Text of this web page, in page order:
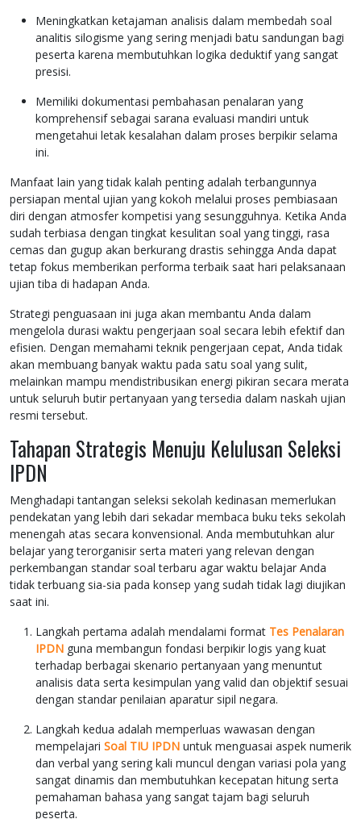
Meningkatkan ketajaman analisis dalam membedah soal
analitis silogisme yang sering menjadi batu sandungan bagi
peserta karena membutuhkan logika deduktif yang sangat
presisi.
Memiliki dokumentasi pembahasan penalaran yang
komprehensif sebagai sarana evaluasi mandiri untuk
mengetahui letak kesalahan dalam proses berpikir selama
ini.
Manfaat lain yang tidak kalah penting adalah terbangunnya
persiapan mental ujian yang kokoh melalui proses pembiasaan
diri dengan atmosfer kompetisi yang sesungguhnya. Ketika Anda
sudah terbiasa dengan tingkat kesulitan soal yang tinggi, rasa
cemas dan gugup akan berkurang drastis sehingga Anda dapat
tetap fokus memberikan performa terbaik saat hari pelaksanaan
ujian tiba di hadapan Anda.
Strategi penguasaan ini juga akan membantu Anda dalam
mengelola durasi waktu pengerjaan soal secara lebih efektif dan
efisien. Dengan memahami teknik pengerjaan cepat, Anda tidak
akan membuang banyak waktu pada satu soal yang sulit,
melainkan mampu mendistribusikan energi pikiran secara merata
untuk seluruh butir pertanyaan yang tersedia dalam naskah ujian
resmi tersebut.
Tahapan Strategis Menuju Kelulusan Seleksi
IPDN
Menghadapi tantangan seleksi sekolah kedinasan memerlukan
pendekatan yang lebih dari sekadar membaca buku teks sekolah
menengah atas secara konvensional. Anda membutuhkan alur
belajar yang terorganisir serta materi yang relevan dengan
perkembangan standar soal terbaru agar waktu belajar Anda
tidak terbuang sia-sia pada konsep yang sudah tidak lagi diujikan
saat ini.
Langkah pertama adalah mendalami format Tes Penalaran
IPDN guna membangun fondasi berpikir logis yang kuat
terhadap berbagai skenario pertanyaan yang menuntut
analisis data serta kesimpulan yang valid dan objektif sesuai
dengan standar penilaian aparatur sipil negara.
Langkah kedua adalah memperluas wawasan dengan
mempelajari Soal TIU IPDN untuk menguasai aspek numerik
dan verbal yang sering kali muncul dengan variasi pola yang
sangat dinamis dan membutuhkan kecepatan hitung serta
pemahaman bahasa yang sangat tajam bagi seluruh
peserta.